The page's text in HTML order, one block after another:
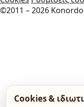
©2011 – 2026
Cookies &